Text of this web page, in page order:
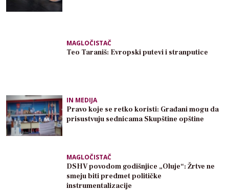
MAGLOČISTAČ
Teo Taraniš: Evropski putevi i stranputice
IN MEDIJA
Pravo koje se retko koristi: Građani mogu da
prisustvuju sednicama Skupštine opštine
MAGLOČISTAČ
DSHV povodom godišnjice „Oluje“: Žrtve ne
smeju biti predmet političke
instrumentalizacije